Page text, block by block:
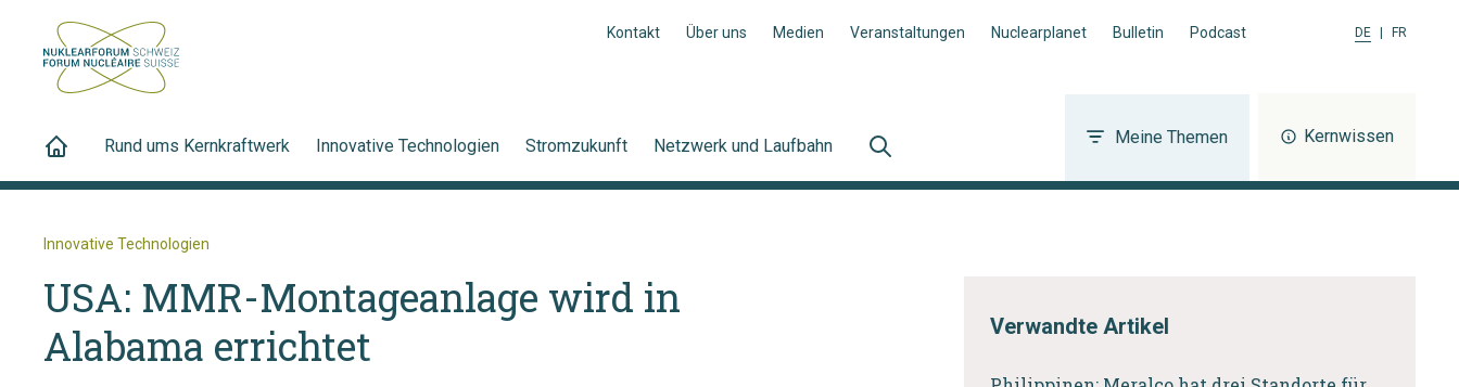
Kontakt Über uns Medien Veranstaltungen Nuclearplanet Bulletin Podcast DE FR
Rund ums Kernkraftwerk Innovative Technologien Stromzukunft Netzwerk und Laufbahn Meine Themen Kernwissen
Innovative Technologien
USA: MMR-Montageanlage wird in
Alabama errichtet
Verwandte Artikel